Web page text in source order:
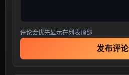
评论会优先显示在列表顶部
发布评论